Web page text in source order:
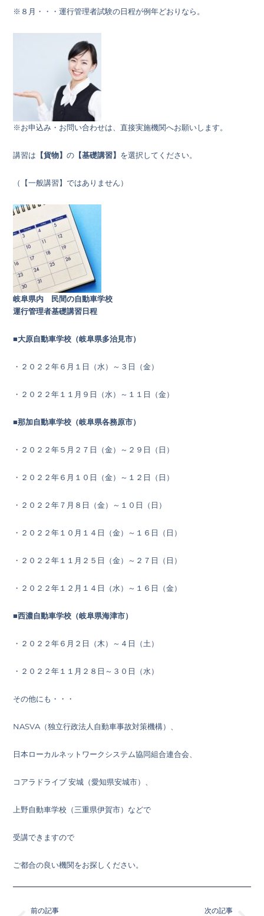
※８月・・・運行管理者試験の日程が例年どおりなら。
※お申込み・お問い合わせは、直接実施機関へお願いします。
講習は 【貨物】の 【基礎講習】 を選択してください。
（【一般講習】ではありません）
岐阜県内 民間の自動車学校
運行管理者基礎講習日程
■大原自動車学校（岐阜県多治見市）
・２０２２年６月１日（水）～３日（金）
・２０２２年１１月９日（水）～１１日（金）
■那加自動車学校（岐阜県各務原市）
・２０２２年５月２７日（金）～２９日（日）
・２０２２年６月１０日（金）～１２日（日）
・２０２２年７月８日（金）～１０日（日）
・２０２２年１０月１４日（金）～１６日（日）
・２０２２年１１月２５日（金）～２７日（日）
・２０２２年１２月１４日（水）～１６日（金）
■西濃自動車学校（岐阜県海津市）
・２０２２年６月２日（木）～４日（土）
・２０２２年１１月２８日～３０日（水）
その他にも・・・
NASVA（独立行政法人自動車事故対策機構）、
日本ローカルネットワークシステム協同組合連合会、
コアラドライブ 安城（愛知県安城市）、
上野自動車学校（三重県伊賀市）などで
受講できますので
ご都合の良い機関をお探しください。
前の記事
次の記事